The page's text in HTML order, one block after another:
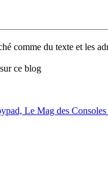
comme du texte et les
ce blog
Le Mag des